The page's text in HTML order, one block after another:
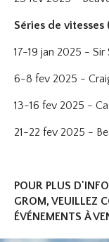
Séries de
17-19 jan 2025 - Sir
6-8 fev 2025 -
13-16 fev 2025 -
21-22 fev 2025 -
POUR PLUS
GROM, VEUILLEZ
ÉVÉNEMENTS À